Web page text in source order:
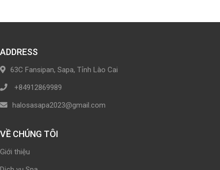
ADDRESS
63C Fansipan, Sapa, Tỉnh Lào Cai
+84912869989
halosasapa2023@gmail.com
VỀ CHÚNG TÔI
Giới thiệu